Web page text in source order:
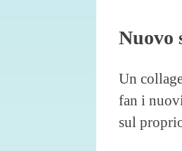
Nuovo
Un
fan i
sul